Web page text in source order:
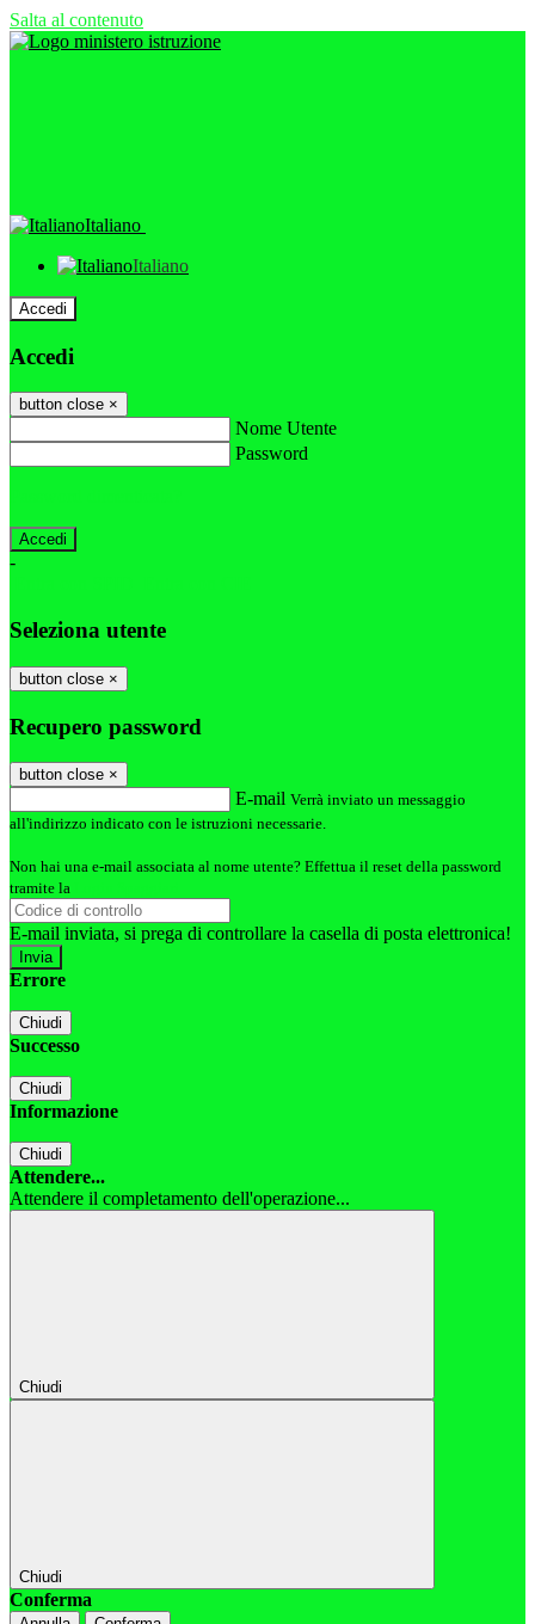
Salta al contenuto
Italiano
Italiano
Accedi
Accedi
button close ×
Nome Utente
Password
-
Seleziona utente
button close ×
Recupero password
button close ×
E-mail Verrà inviato un messaggio
all'indirizzo indicato con le istruzioni necessarie.
Non hai una e-mail associata al nome utente? Effettua il reset della password
tramite la
E-mail inviata, si prega di controllare la casella di posta elettronica!
Errore
Chiudi
Successo
Chiudi
Informazione
Chiudi
Attendere...
Attendere il completamento dell'operazione...
Chiudi
Chiudi
Conferma